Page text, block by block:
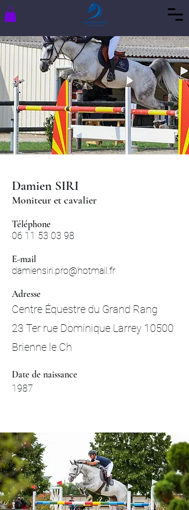
Damien SIRI
Moniteur et cavalier
Téléphone
06 11 53 03 98
E-mail
damiensiri.pro@hotmail.fr
Adresse
Centre Équestre du Grand Rang
23 Ter rue Dominique Larrey 10500
Brienne le Ch
Date de naissance
1987